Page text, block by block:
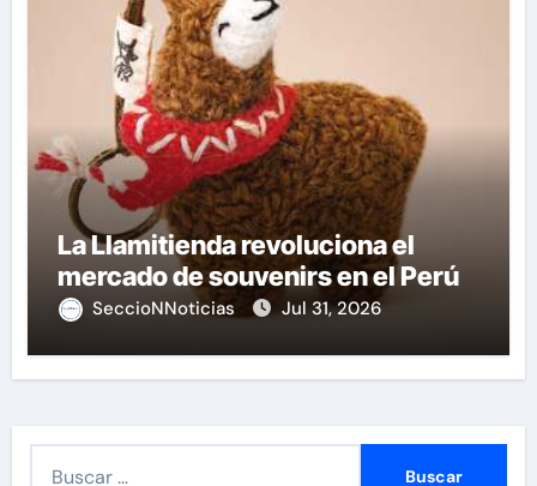
La Llamitienda revoluciona el
mercado de souvenirs en el Perú
SeccioNNoticias Jul 31, 2026